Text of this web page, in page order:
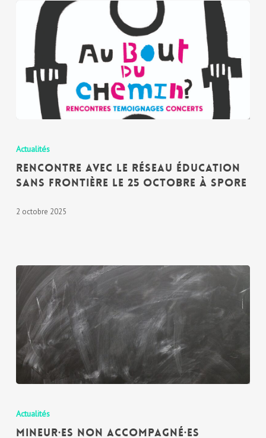
Actualités
RENCONTRE AVEC LE RÉSEAU ÉDUCATION
SANS FRONTIÈRE LE 25 OCTOBRE À SPORE
2 octobre 2025
Actualités
MINEUR·ES NON ACCOMPAGNÉ·ES